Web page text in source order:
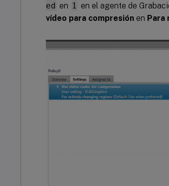
ed en 1 en el agente de
vídeo para compresión en Para